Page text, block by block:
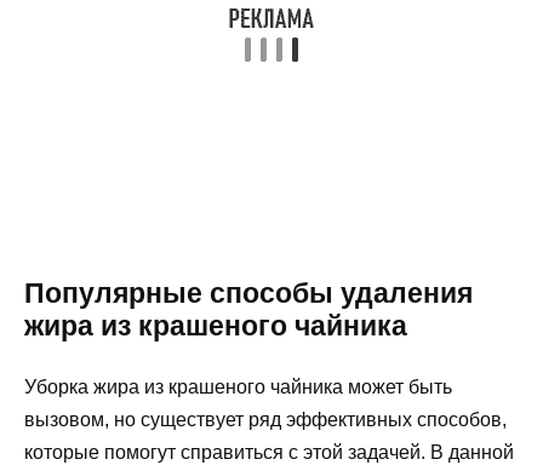
Популярные способы удаления
жира из крашеного чайника
Уборка жира из крашеного чайника может быть
вызовом, но существует ряд эффективных способов,
которые помогут справиться с этой задачей. В данной